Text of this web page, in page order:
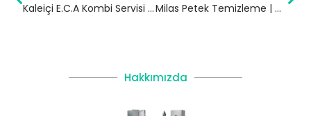
Kaleiçi E.C.A Kombi Servisi – Çatalca Yetkili Servis Milas Petek Temizleme | Muğla
Hakkımızda